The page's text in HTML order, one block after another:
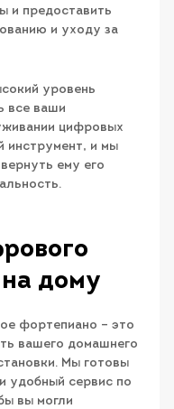
и предоставить
и уходу за
уровень
все ваши
цифровых
инструмент, и мы
ему его
дому
фортепиано – это
вашего домашнего
Мы готовы
удобный сервис по
вы могли